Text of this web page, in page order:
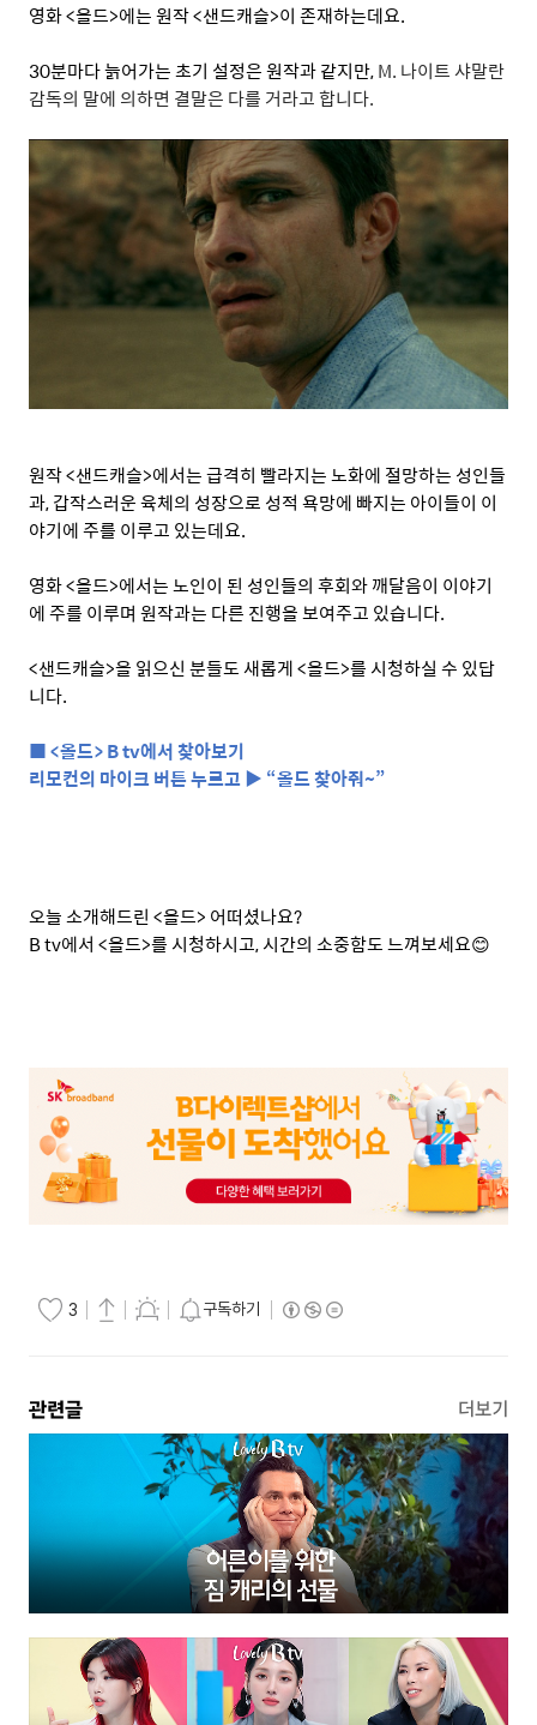
영화<올드>에는 원작<샌드캐슬>이 존재하는데요.
30분마다 늙어가는 초기 설정은 원작과 같지만,M. 나이트 샤말란
감독의 말에 의하면 결말은 다를 거라고 합니다.
원작<샌드캐슬>에서는 급격히 빨라지는 노화에 절망하는 성인들
과,갑작스러운 육체의 성장으로 성적 욕망에 빠지는 아이들이 이
야기에 주를 이루고 있는데요.
영화<올드>에서는 노인이 된 성인들의 후회와 깨달음이 이야기
에 주를 이루며 원작과는 다른 진행을 보여주고 있습니다.
<샌드캐슬>을 읽으신 분들도 새롭게<올드>를 시청하실 수 있답
니다.
■<올드> B tv에서 찾아보기
리모컨의 마이크 버튼 누르고 ▶ “올드 찾아줘~”
오늘 소개해드린 <올드> 어떠셨나요?
B tv에서 <올드>를 시청하시고,시간의 소중함도 느껴보세요😊
3 구독하기
관련글 더보기